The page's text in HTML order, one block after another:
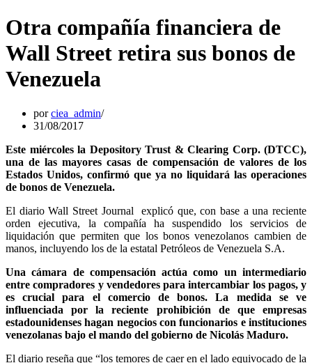
Otra compañía financiera de
Wall Street retira sus bonos de
Venezuela
porciea_admin
31/08/2017
Este miércoles la Depository Trust & Clearing Corp. (DTCC),
una de las mayores casas de compensación de valores de los
Estados Unidos, confirmó que ya no liquidará las operaciones
de bonos de Venezuela.
El diario Wall Street Journal explicó que, con base a una reciente
orden ejecutiva, la compañía ha suspendido los servicios de
liquidación que permiten que los bonos venezolanos cambien de
manos, incluyendo los de la estatal Petróleos de Venezuela S.A.
Una cámara de compensación actúa como un intermediario
entre compradores y vendedores para intercambiar los pagos, y
es crucial para el comercio de bonos. La medida se ve
influenciada por la reciente prohibición de que empresas
estadounidenses hagan negocios con funcionarios e instituciones
venezolanas bajo el mando del gobierno de Nicolás Maduro.
El diario reseña que “los temores de caer en el lado equivocado de la